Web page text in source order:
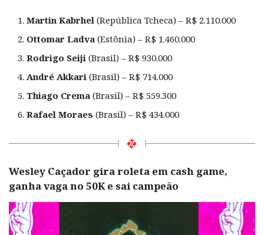
Martin Kabrhel (República Tcheca) – R$ 2.110.000
Ottomar Ladva (Estônia) – R$ 1.460.000
Rodrigo Seiji (Brasil) – R$ 930.000
André Akkari (Brasil) – R$ 714.000
Thiago Crema (Brasil) – R$ 559.300
Rafael Moraes (Brasil) – R$ 434.000
Wesley Caçador gira roleta em cash game,
ganha vaga no 50K e sai campeão